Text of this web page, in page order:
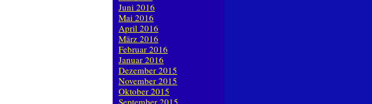
Juni 2016
Mai 2016
April 2016
März 2016
Februar 2016
Januar 2016
Dezember 2015
November 2015
Oktober 2015
September 2015